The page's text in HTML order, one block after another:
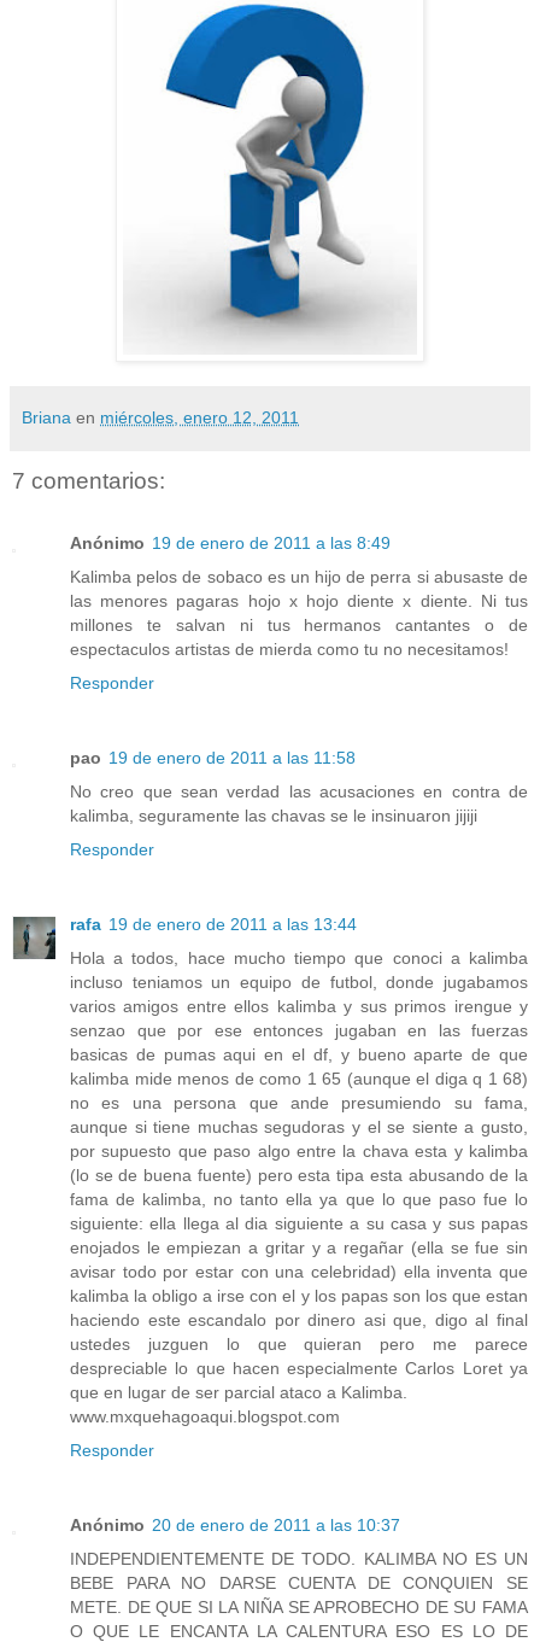
Briana en miércoles, enero 12, 2011
7 comentarios:
Anónimo 19 de enero de 2011 a las 8:49
Kalimba pelos de sobaco es un hijo de perra si abusaste de
las menores pagaras hojo x hojo diente x diente. Ni tus
millones te salvan ni tus hermanos cantantes o de
espectaculos artistas de mierda como tu no necesitamos!
Responder
pao 19 de enero de 2011 a las 11:58
No creo que sean verdad las acusaciones en contra de
kalimba, seguramente las chavas se le insinuaron jijiji
Responder
rafa 19 de enero de 2011 a las 13:44
Hola a todos, hace mucho tiempo que conoci a kalimba
incluso teniamos un equipo de futbol, donde jugabamos
varios amigos entre ellos kalimba y sus primos irengue y
senzao que por ese entonces jugaban en las fuerzas
basicas de pumas aqui en el df, y bueno aparte de que
kalimba mide menos de como 1 65 (aunque el diga q 1 68)
no es una persona que ande presumiendo su fama,
aunque si tiene muchas segudoras y el se siente a gusto,
por supuesto que paso algo entre la chava esta y kalimba
(lo se de buena fuente) pero esta tipa esta abusando de la
fama de kalimba, no tanto ella ya que lo que paso fue lo
siguiente: ella llega al dia siguiente a su casa y sus papas
enojados le empiezan a gritar y a regañar (ella se fue sin
avisar todo por estar con una celebridad) ella inventa que
kalimba la obligo a irse con el y los papas son los que estan
haciendo este escandalo por dinero asi que, digo al final
ustedes juzguen lo que quieran pero me parece
despreciable lo que hacen especialmente Carlos Loret ya
que en lugar de ser parcial ataco a Kalimba.
www.mxquehagoaqui.blogspot.com
Responder
Anónimo 20 de enero de 2011 a las 10:37
INDEPENDIENTEMENTE DE TODO. KALIMBA NO ES UN
BEBE PARA NO DARSE CUENTA DE CONQUIEN SE
METE. DE QUE SI LA NIÑA SE APROBECHO DE SU FAMA
O QUE LE ENCANTA LA CALENTURA ESO ES LO DE